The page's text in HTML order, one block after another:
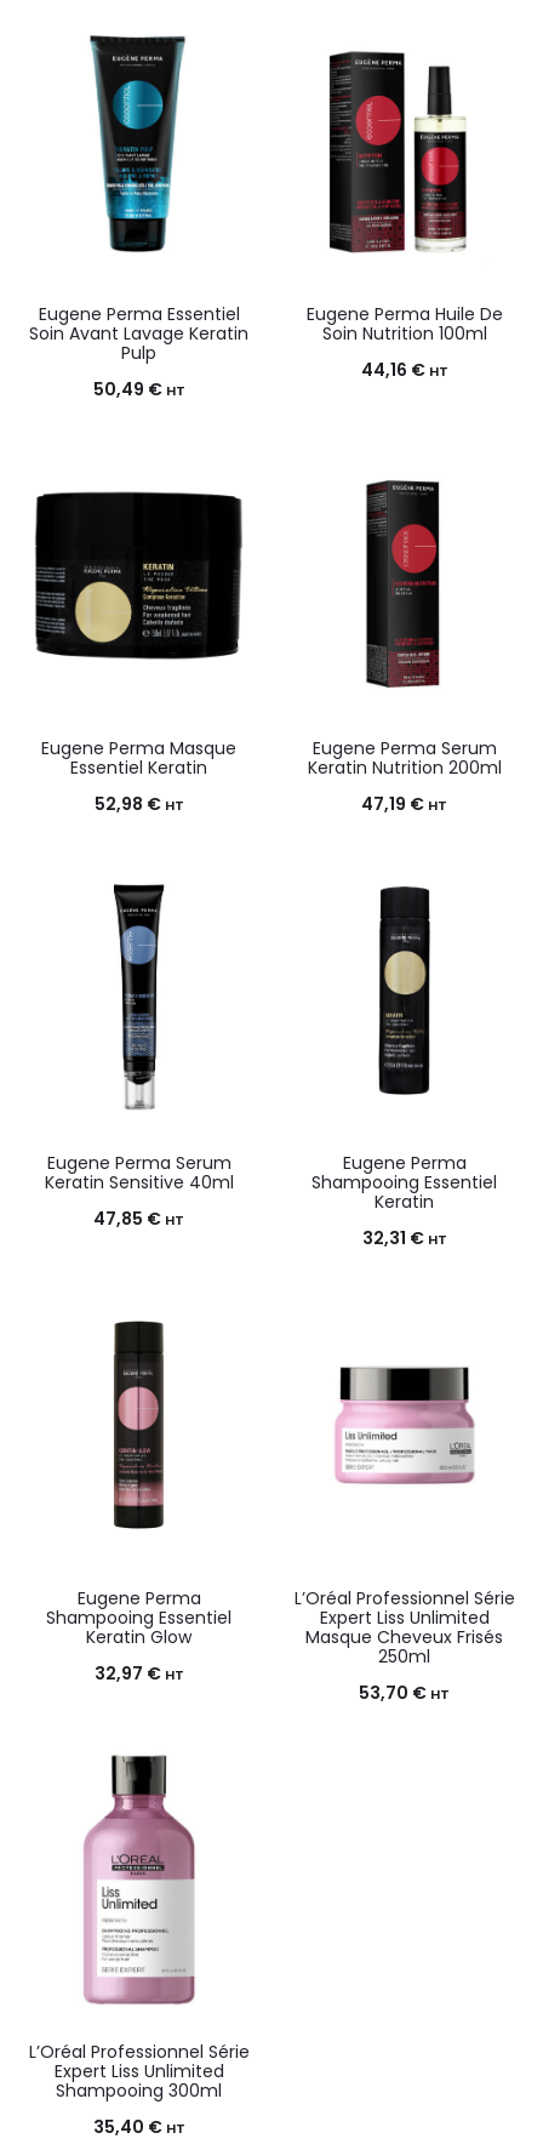
Eugene Perma Essentiel
Soin Avant Lavage Keratin
Pulp
50,49 € HT
Eugene Perma Huile De
Soin Nutrition 100ml
44,16 € HT
Eugene Perma Masque
Essentiel Keratin
52,98 € HT
Eugene Perma Serum
Keratin Nutrition 200ml
47,19 € HT
Eugene Perma Serum
Keratin Sensitive 40ml
47,85 € HT
Eugene Perma
Shampooing Essentiel
Keratin
32,31 € HT
Eugene Perma
Shampooing Essentiel
Keratin Glow
32,97 € HT
L’Oréal Professionnel Série
Expert Liss Unlimited
Masque Cheveux Frisés
250ml
53,70 € HT
L’Oréal Professionnel Série
Expert Liss Unlimited
Shampooing 300ml
35,40 € HT